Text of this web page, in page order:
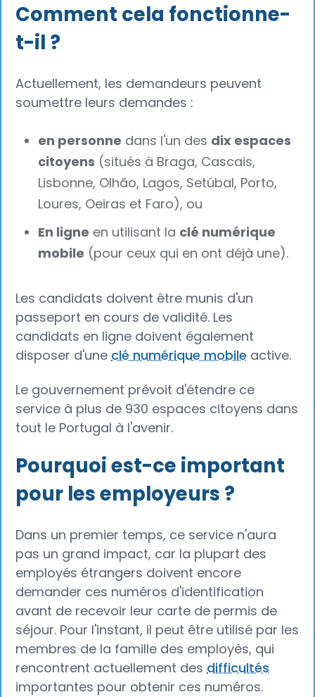
Comment cela fonctionne-
t-il ?
Actuellement, les demandeurs peuvent
soumettre leurs demandes :
en personne dans l'un des dix espaces
citoyens (situés à Braga, Cascais,
Lisbonne, Olhão, Lagos, Setúbal, Porto,
Loures, Oeiras et Faro), ou
En ligne en utilisant la clé numérique
mobile (pour ceux qui en ont déjà une).
Les candidats doivent être munis d'un
passeport en cours de validité. Les
candidats en ligne doivent également
disposer d'uneclé numérique mobile active.
Le gouvernement prévoit d'étendre ce
service à plus de 930 espaces citoyens dans
tout le Portugal à l'avenir.
Pourquoi est-ce important
pour les employeurs ?
Dans un premier temps, ce service n'aura
pas un grand impact, car la plupart des
employés étrangers doivent encore
demander ces numéros d'identification
avant de recevoir leur carte de permis de
séjour. Pour l'instant, il peut être utilisé par les
membres de la famille des employés, qui
rencontrent actuellement desdifficultés
importantes pour obtenir ces numéros.